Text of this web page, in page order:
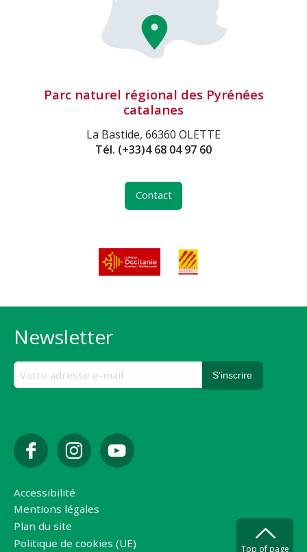
Parc naturel régional des Pyrénées
catalanes
La Bastide, 66360 OLETTE
Tél. (+33)4 68 04 97 60
Contact
Newsletter
Accessibilité
Mentions légales
Plan du site
Politique de cookies (UE)
Top of page